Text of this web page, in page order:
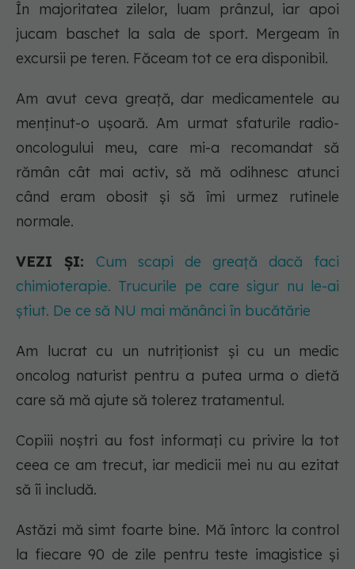
În majoritatea zilelor, luam prânzul, iar apoi
jucam baschet la sala de sport. Mergeam în
excursii pe teren. Făceam tot ce era disponibil.
Am avut ceva greață, dar medicamentele au
menținut-o ușoară. Am urmat sfaturile radio-
oncologului meu, care mi-a recomandat să
rămân cât mai activ, să mă odihnesc atunci
când eram obosit și să îmi urmez rutinele
normale.
VEZI ȘI: Cum scapi de greață dacă faci
chimioterapie. Trucurile pe care sigur nu le-ai
știut. De ce să NU mai mănânci în bucătărie
Am lucrat cu un nutriționist și cu un medic
oncolog naturist pentru a putea urma o dietă
care să mă ajute să tolerez tratamentul.
Copiii noștri au fost informați cu privire la tot
ceea ce am trecut, iar medicii mei nu au ezitat
să îi includă.
Astăzi mă simt foarte bine. Mă întorc la control
la fiecare 90 de zile pentru teste imagistice și